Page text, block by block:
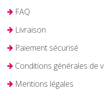
FAQ
Livraison
Paiement sécurisé
Conditions générales de
Mentions légales